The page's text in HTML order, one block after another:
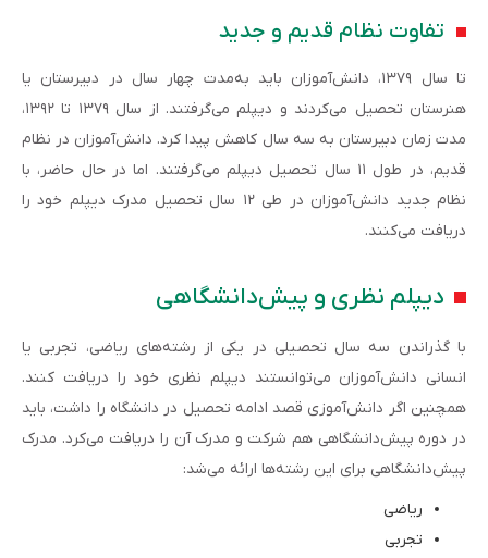
تفاوت نظام قدیم و جدید
تا سال ۱۳۷۹، دانش‌آموزان باید به‌مدت چهار سال در دبیرستان یا
هنرستان تحصیل می‌کردند و دیپلم می‌گرفتند. از سال ۱۳۷۹ تا ۱۳۹۲،
مدت زمان دبیرستان به سه سال کاهش پیدا کرد. دانش‌آموزان در نظام
قدیم، در طول ۱۱ سال تحصیل دیپلم می‌گرفتند. اما در حال حاضر، با
نظام جدید دانش‌آموزان در طی ۱۲ سال تحصیل مدرک دیپلم خود را
دریافت می‌کنند.
دیپلم نظری و پیش‌دانشگاهی
با گذراندن سه سال تحصیلی در یکی از رشته‌های ریاضی، تجربی یا
انسانی دانش‌آموزان می‌توانستند دیپلم نظری خود را دریافت کنند.
همچنین اگر دانش‌آموزی قصد ادامه تحصیل در دانشگاه را داشت، باید
در دوره پیش‌دانشگاهی هم شرکت و مدرک آن را دریافت می‌کرد. مدرک
پیش‌دانشگاهی برای این رشته‌ها ارائه می‌شد:
ریاضی
تجربی